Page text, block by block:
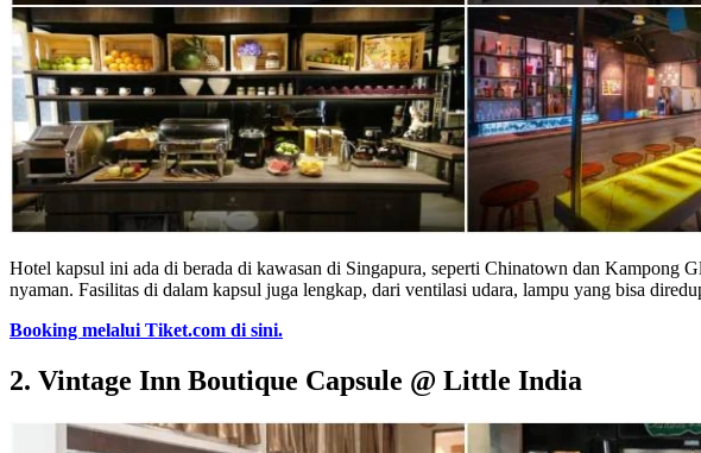
Hotel kapsul ini ada di berada di kawasan di Singapura, seperti Chinatown dan Kampong
nyaman. Fasilitas di dalam kapsul juga lengkap, dari ventilasi udara, lampu yang bisa
Booking melalui Tiket.com di sini.
2. Vintage Inn Boutique Capsule @ Little India